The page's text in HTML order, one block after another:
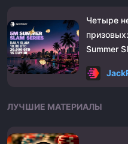
Четыре
Summer
ЛУЧШИЕ МАТЕРИАЛЫ